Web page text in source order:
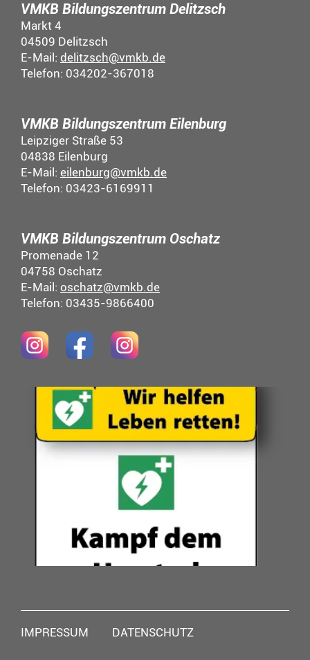
VMKB Bildungszentrum Delitzsch
Markt 4
04509 Delitzsch
E-Mail: delitzsch@vmkb.de
Telefon: 034202-367018
VMKB Bildungszentrum Eilenburg
Leipziger Straße 53
04838 Eilenburg
E-Mail: eilenburg@vmkb.de
Telefon: 03423-6169911
VMKB Bildungszentrum Oschatz
Promenade 12
04758 Oschatz
E-Mail: oschatz@vmkb.de
Telefon: 03435-9866400
Navigation
IMPRESSUM DATENSCHUTZ